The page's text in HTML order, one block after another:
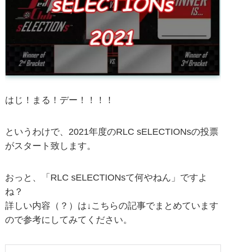
はじ！まる！デー！！！！
というわけで、2021年度のRLC sELECTIONsの投票
がスタート致します。
おっと、「RLC sELECTIONsて何やねん」ですよ
ね？
詳しい内容（？）は↓こちらの記事でまとめています
ので参考にしてみてください。